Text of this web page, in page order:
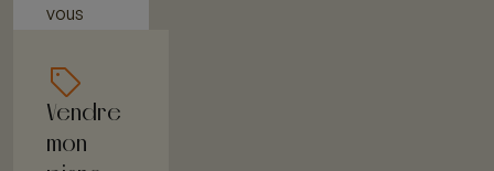
vous
Vendre
mon